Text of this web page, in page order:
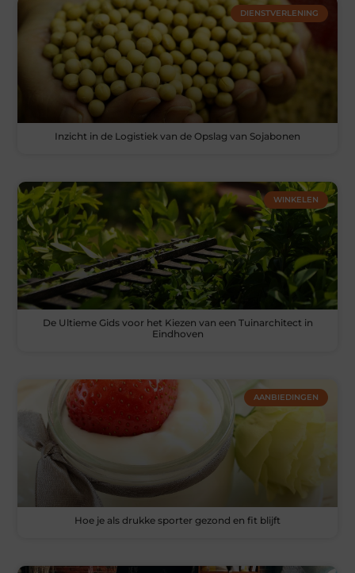
DIENSTVERLENING
Inzicht in de Logistiek van de Opslag van Sojabonen
WINKELEN
De Ultieme Gids voor het Kiezen van een Tuinarchitect in
Eindhoven
AANBIEDINGEN
Hoe je als drukke sporter gezond en fit blijft